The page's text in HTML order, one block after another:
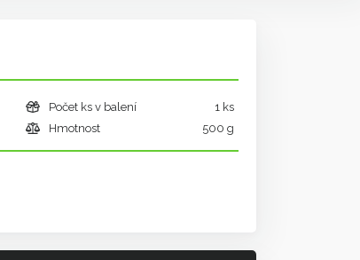
Počet ks v balení
1 ks
Hmotnost
500 g